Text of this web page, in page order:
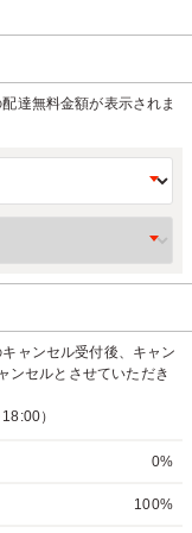
達無料金額が表示されま
ャンセル受付後、キャン
ンセルとさせていただき
）
0%
100%